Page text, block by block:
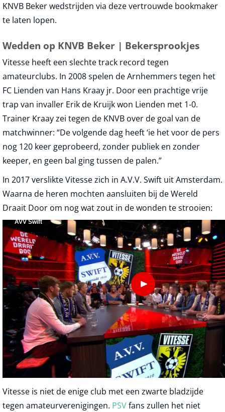
KNVB Beker wedstrijden via deze vertrouwde bookmaker
te laten lopen.
Wedden op KNVB Beker | Bekersprookjes
Vitesse heeft een slechte track record tegen
amateurclubs. In 2008 spelen de Arnhemmers tegen het
FC Lienden van Hans Kraay jr. Door een prachtige vrije
trap van invaller Erik de Kruijk won Lienden met 1-0.
Trainer Kraay zei tegen de KNVB over de goal van de
matchwinner: “De volgende dag heeft ‘ie het voor de pers
nog 120 keer geprobeerd, zonder publiek en zonder
keeper, en geen bal ging tussen de palen.”
In 2017 verslikte Vitesse zich in A.V.V. Swift uit Amsterdam.
Waarna de heren mochten aansluiten bij de Wereld
Draait Door om nog wat zout in de wonden te strooien:
Vitesse is niet de enige club met een zwarte bladzijde
tegen amateurverenigingen. PSVfans zullen het niet